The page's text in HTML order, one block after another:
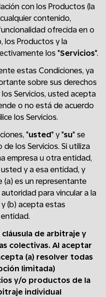
con los Productos (la
contenido,
ofrecida en o
los Productos y la
los "Servicios".
estas Condiciones, ya
sobre sus derechos
Servicios, usted acepta
o no está de acuerdo
los Servicios.
"usted" y "su" se
los Servicios. Si utiliza
empresa u otra entidad,
y a esa entidad, y
(a) es un representante
para vincular a la
(b) acepta estas
de arbitraje y
colectivas. Al aceptar
(a) resolver todas
limitada)
y/o productos de la
individual